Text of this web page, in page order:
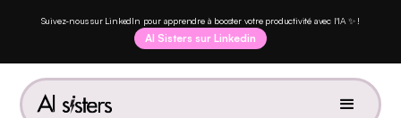
Suivez-nous sur LinkedIn pour apprendre à booster votre productivité avec l'IA ✨ !
AI Sisters sur Linkedin